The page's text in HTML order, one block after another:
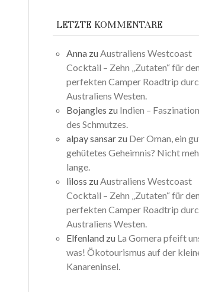
LETZTE KOMMENTARE
Anna zu Australiens Westcoast
Cocktail – Zehn „Zutaten“ für den
perfekten Camper Roadtrip
Australiens Westen.
Bojangles zu Indien – Faszination
des Schmutzes.
alpay sansar zu Der Oman, ein
gehütetes Geheimnis? Nicht
lange.
liloss zu Australiens Westcoast
Cocktail – Zehn „Zutaten“ für den
perfekten Camper Roadtrip
Australiens Westen.
Elfenland zu La Gomera pfeift
was! Ökotourismus auf der
Kanareninsel.